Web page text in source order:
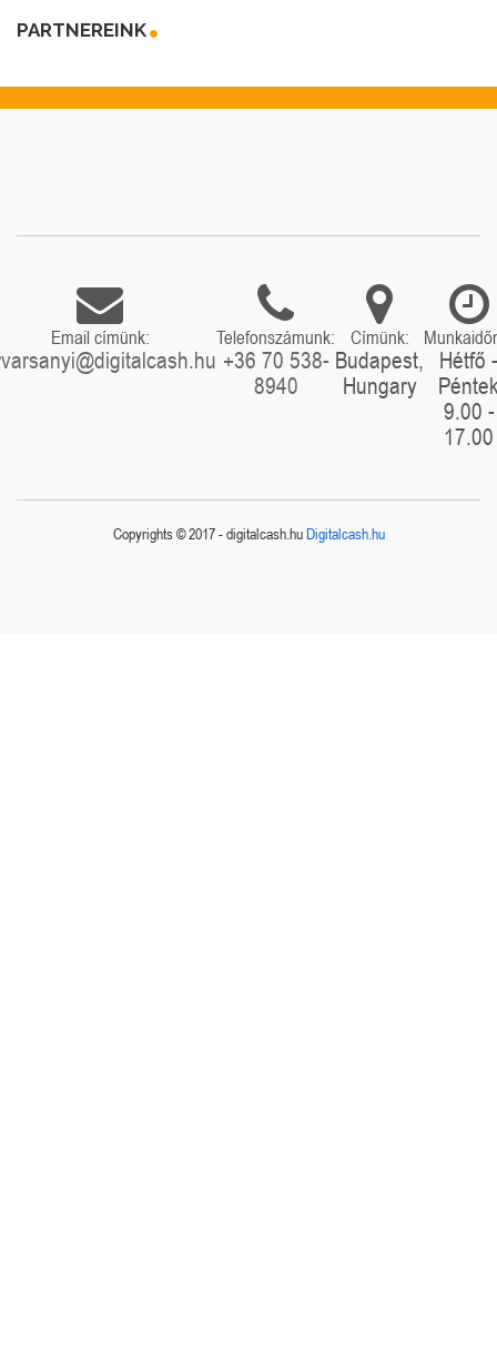
PARTNEREINK
Email címünk: Telefonszámunk:
+36 70 538-
8940
Címünk:
Budapest,
Hungary
Hétfő -
9.00 -
17.00
Copyrights © 2017 - digitalcash.huDigitalcash.hu